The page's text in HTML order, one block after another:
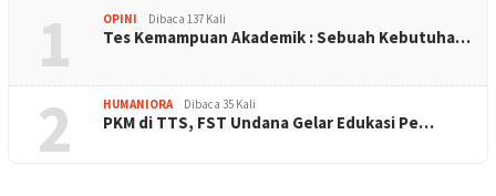
1 OPINI Dibaca 137 Kali
Tes Kemampuan Akademik : Sebuah Kebutuha…
2 HUMANIORA Dibaca 35 Kali
PKM di TTS, FST Undana Gelar Edukasi Pe…